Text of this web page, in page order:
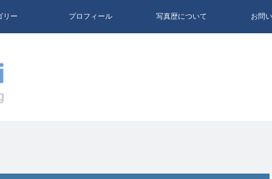
リー プロフィール 写真歴について お問